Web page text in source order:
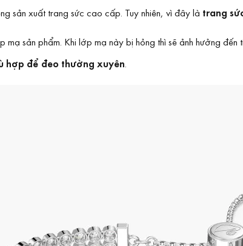
sản xuất trang sức cao cấp. Tuy nhiên, vì đây là trang
mạ sản phẩm. Khi lớp mạ này bị hỏng thì sẽ ảnh hưởng đến
hợp để đeo thường xuyên.